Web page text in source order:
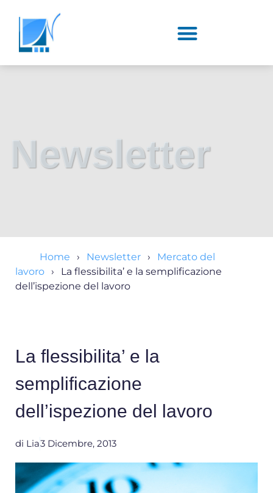
Newsletter
Home Newsletter
Mercato del
lavoro
La flessibilita’ e la semplificazione
dell’ispezione del lavoro
La flessibilita’ e la
semplificazione
dell’ispezione del lavoro
di Lia3 Dicembre, 2013